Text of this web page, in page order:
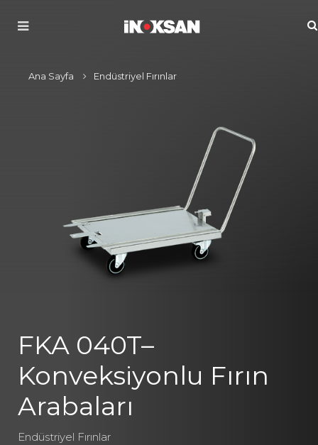
Ana Sayfa Endüstriyel Fırınlar
FKA 040T–
Konveksiyonlu Fırın
Arabaları
Endüstriyel Fırınlar